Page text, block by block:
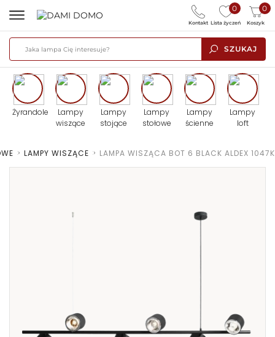
SZUKAJ
0
Lista życzeń
0
Koszyk
Kontakt
Żyrandole
Lampy
wiszące
Lampy
stojące
Lampy
stołowe
Lampy
ścienne
Lampy
loft
> LAMPY WISZĄCE > LAMPA WISZĄCA BOT 6 BLACK ALDEX 1047K